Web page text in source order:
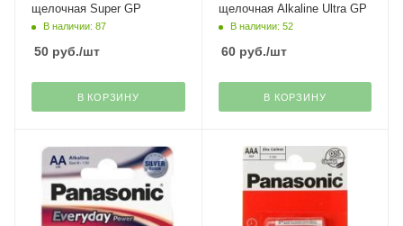
щелочная Super GP
В наличии: 87
50 руб./шт
В КОРЗИНУ
щелочная Alkaline Ultra GP
В наличии: 52
60руб./шт
В КОРЗИНУ